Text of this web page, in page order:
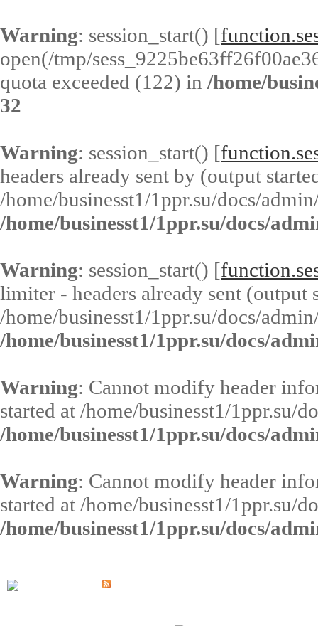
Warning: session_start() [
open(/tmp/
quota exceeded (122) in /home/
32
Warning: session_start() [
headers already sent by (output
/home/businesst1/1ppr.su/docs/
/home/businesst1/1ppr.su/docs/
Warning: session_start() [
limiter - headers already sent (output
/home/businesst1/1ppr.su/docs/
/home/businesst1/1ppr.su/docs/
Warning: Cannot modify header
started at /home/businesst1/1ppr.su/
/home/businesst1/1ppr.su/docs/
Warning: Cannot modify header
started at /home/businesst1/1ppr.su/
/home/businesst1/1ppr.su/docs/